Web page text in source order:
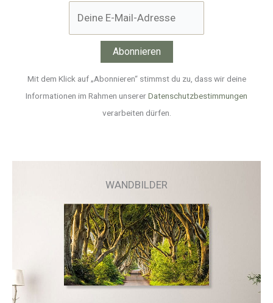
Mit dem Klick auf „Abonnieren“ stimmst du zu, dass wir deine
Informationen im Rahmen unsererDatenschutzbestimmungen
verarbeiten dürfen.
WANDBILDER